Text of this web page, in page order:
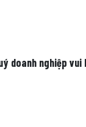
doanh nghiệp vui